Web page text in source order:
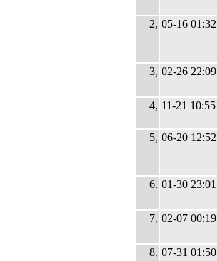
2, 05-16 01:32
3, 02-26 22:09
4, 11-21 10:55
5, 06-20 12:52
6, 01-30 23:01
7, 02-07 00:19
8, 07-31 01:50